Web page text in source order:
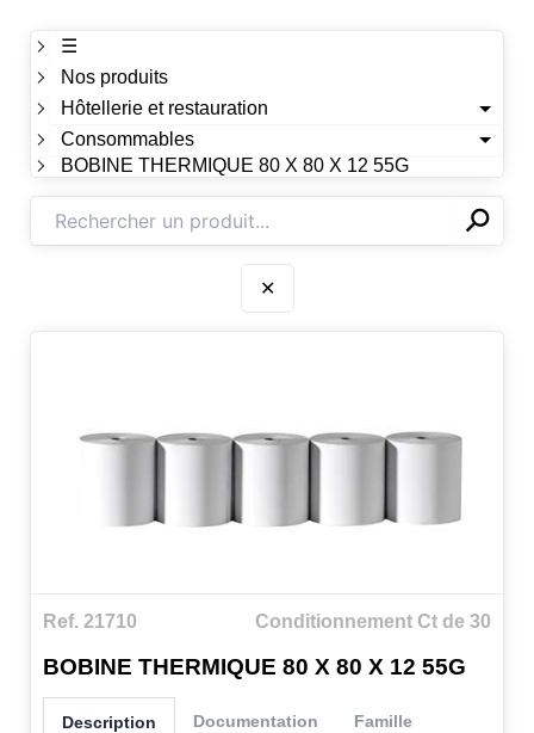
☰
Nos produits
Hôtellerie et restauration
Consommables
BOBINE THERMIQUE 80 X 80 X 12 55G
✕⚲
✕
Ref. 21710 Conditionnement Ct de 30
BOBINE THERMIQUE 80 X 80 X 12 55G
Description Documentation Famille